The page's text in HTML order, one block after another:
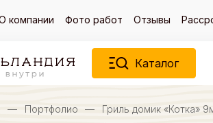
компании Фото работ Отзывы
Каталог
— Портфолио — Гриль домик «Котка»